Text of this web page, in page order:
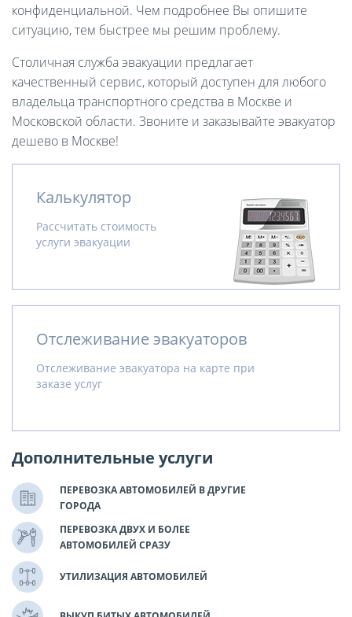
конфиденциальной. Чем подробнее Вы опишите
ситуацию, тем быстрее мы решим проблему.
Столичная служба эвакуации предлагает
качественный сервис, который доступен для любого
владельца транспортного средства в Москве и
Московской области. Звоните и заказывайте эвакуатор
дешево в Москве!
Калькулятор
Рассчитать стоимость
услуги эвакуации
Отслеживание эвакуаторов
Отслеживание эвакуатора на карте при
заказе услуг
Дополнительные услуги
ПЕРЕВОЗКА АВТОМОБИЛЕЙ В ДРУГИЕ
ГОРОДА
ПЕРЕВОЗКА ДВУХ И БОЛЕЕ
АВТОМОБИЛЕЙ СРАЗУ
УТИЛИЗАЦИЯ АВТОМОБИЛЕЙ